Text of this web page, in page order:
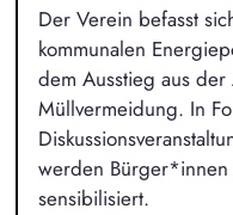
Der Verein befasst
kommunalen
dem Ausstieg aus
Müllvermeidung. In
werden Bürger*innen
sensibilisiert.